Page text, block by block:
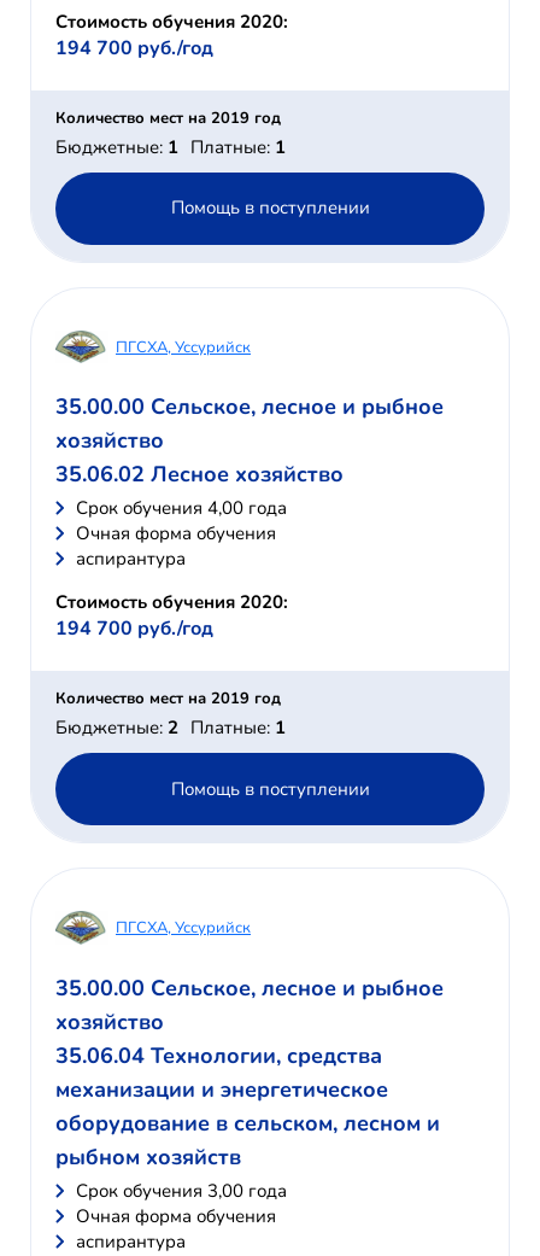
Стоимость обучения 2020:
194 700 руб./год
Количество мест на 2019 год
Бюджетные: 1 Платные: 1
Помощь в поступлении
ПГСХА, Уссурийск
35.00.00 Сельское, лесное и рыбное
хозяйство
35.06.02 Лесное хозяйство
Cрок обучения 4,00 года
Очная форма обучения
аспирантура
Стоимость обучения 2020:
194 700 руб./год
Количество мест на 2019 год
Бюджетные: 2 Платные: 1
Помощь в поступлении
ПГСХА, Уссурийск
35.00.00 Сельское, лесное и рыбное
хозяйство
35.06.04 Технологии, средства
механизации и энергетическое
оборудование в сельском, лесном и
рыбном хозяйств
Cрок обучения 3,00 года
Очная форма обучения
аспирантура